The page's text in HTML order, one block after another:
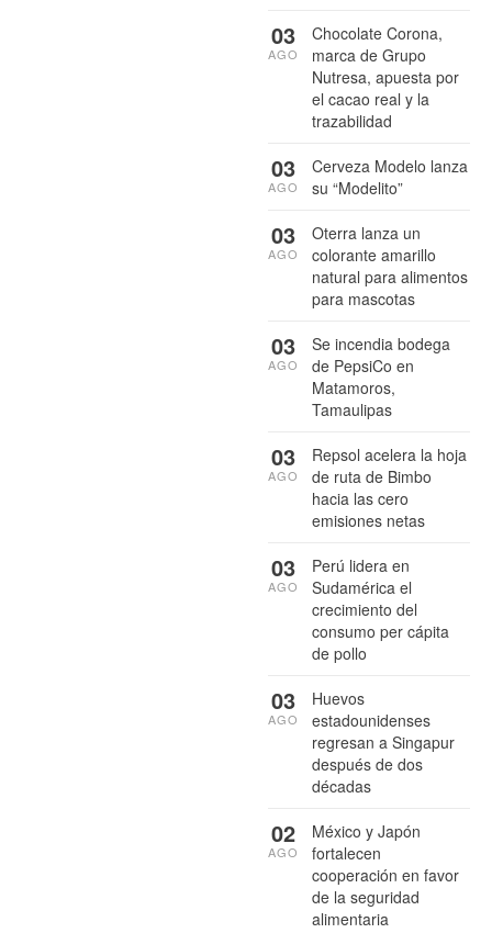
Chocolate Corona,
marca de Grupo
Nutresa, apuesta por
el cacao real y la
trazabilidad
03
AGO
Cerveza Modelo lanza
su “Modelito”
03
AGO
Oterra lanza un
colorante amarillo
natural para alimentos
para mascotas
03
AGO
Se incendia bodega
de PepsiCo en
Matamoros,
Tamaulipas
03
AGO
Repsol acelera la hoja
de ruta de Bimbo
hacia las cero
emisiones netas
03
AGO
Perú lidera en
Sudamérica el
crecimiento del
consumo per cápita
de pollo
03
AGO
Huevos
estadounidenses
regresan a Singapur
después de dos
décadas
03
AGO
México y Japón
fortalecen
cooperación en favor
de la seguridad
alimentaria
02
AGO